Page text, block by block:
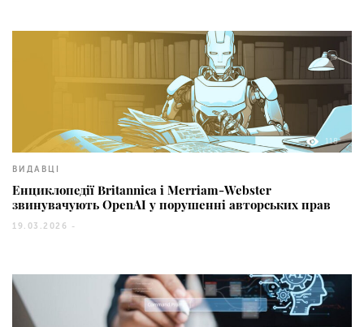
118
ВИДАВЦІ
Енциклопедії Britannica і Merriam-Webster
звинувачують OpenAI у порушенні авторських прав
19.03.2026 -